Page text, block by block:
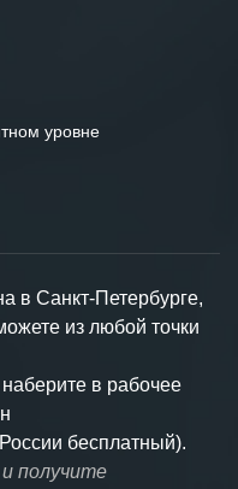
уровне
в Санкт-Петербурге,
из любой точки
в рабочее
бесплатный).
получите